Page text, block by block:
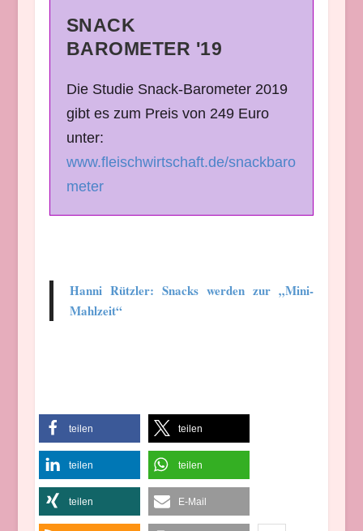
SNACK
BAROMETER '19
Die Studie Snack-Barometer 2019
gibt es zum Preis von 249 Euro
unter:
www.fleischwirtschaft.de/snackbaro
meter
Hanni Rützler: Snacks werden zur „Mini-
Mahlzeit“
teilen teilen
teilen teilen
teilen E-Mail